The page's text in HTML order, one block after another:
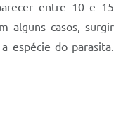
entre 10 e 15
alguns casos, surgir
espécie do parasita.